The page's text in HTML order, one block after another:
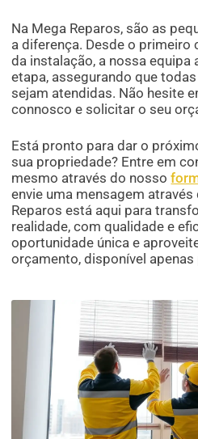
Na Mega Reparos, são as
a diferença. Desde o primeiro
da instalação, a nossa equipa
etapa, assegurando que
sejam atendidas. Não hesite
connosco e solicitar o seu
Está pronto para dar o
sua propriedade? Entre em
mesmo através do nosso
envie uma mensagem
Reparos está aqui para
realidade, com qualidade e
oportunidade única e
orçamento, disponível